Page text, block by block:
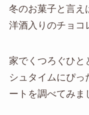
冬のお菓子と言え
洋酒入りのチョコ
家でくつろぐひと
シュタイムにぴっ
ートを調べてみま